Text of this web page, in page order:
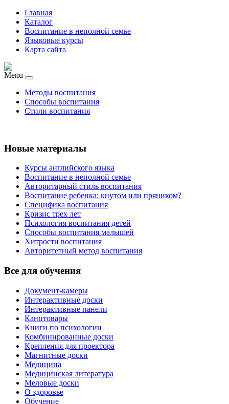
Главная
Каталог
Воспитание в неполной семье
Языковые курсы
Карта сайта
Menu
Методы воспитания
Способы воспитания
Стили воспитания
Новые материалы
Курсы английского языка
Воспитание в неполной семье
Авторитарный стиль воспитания
Воспитание ребенка: кнутом или пряником?
Специфика воспитания
Кризис трех лет
Психология воспитания детей
Способы воспитания малышей
Хитрости воспитания
Авторитетный метод воспитания
Все для обучения
Документ-камеры
Интерактивные доски
Интерактивные панели
Канцтовары
Книги по психологии
Комбинированные доски
Крепления для проектора
Магнитные доски
Медицина
Медицинская литература
Меловые доски
О здоровье
Обучение